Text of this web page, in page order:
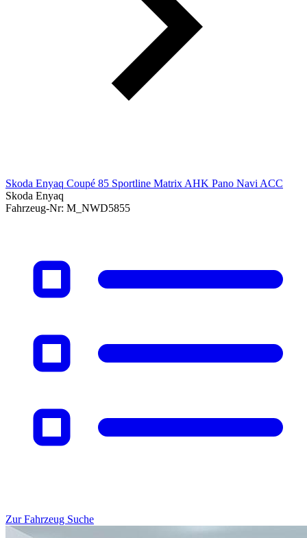
Skoda Enyaq Coupé 85 Sportline Matrix AHK Pano Navi ACC
Skoda Enyaq
Fahrzeug-Nr: M_NWD5855
Zur Fahrzeug Suche